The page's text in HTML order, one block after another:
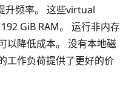
升频率。 这些virtual
GiB RAM。 运行非内存
以降低成本。 没有本地磁
工作负荷提供了更好的价